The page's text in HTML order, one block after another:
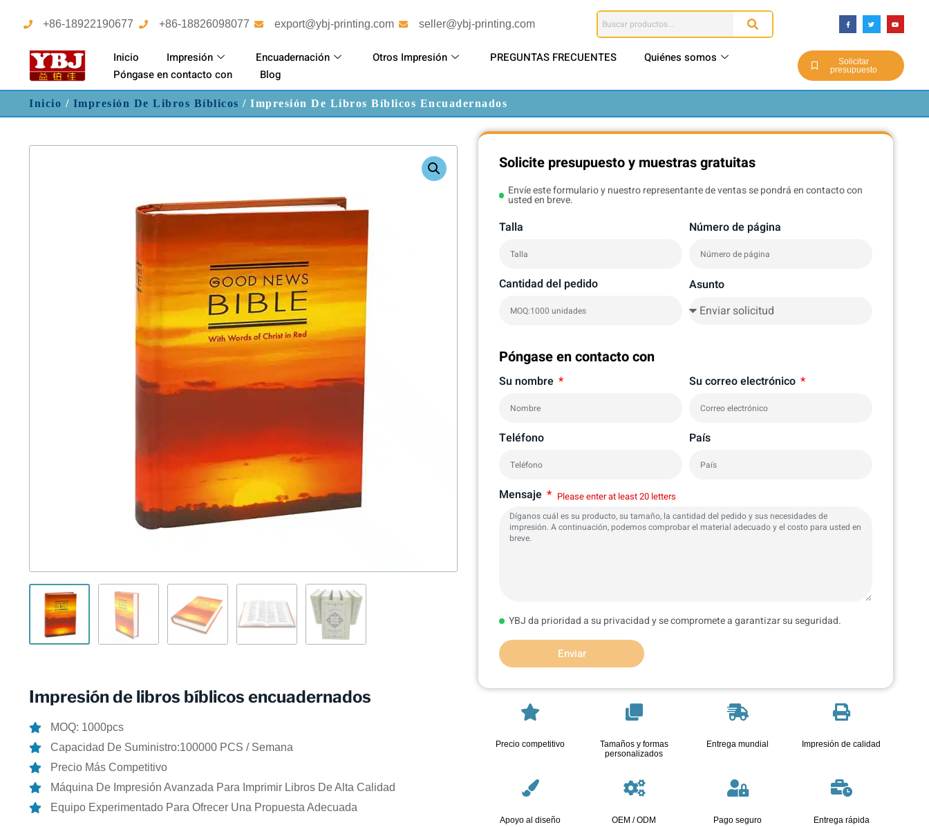
+86-18922190677 +86-18826098077 export@ybj-printing.com seller@ybj-printing.com
Inicio Impresión Encuadernación Otros Impresión PREGUNTAS FRECUENTES
Quiénes somos
Póngase en contacto con
Blog
Solicitar
presupuesto
Inicio / Impresión De Libros Bíblicos / Impresión De Libros Bíblicos Encuadernados
Impresión de libros bíblicos encuadernados
MOQ: 1000pcs
Capacidad De Suministro:100000 PCS / Semana
Precio Más Competitivo
Máquina De Impresión Avanzada Para Imprimir Libros De Alta Calidad
Equipo Experimentado Para Ofrecer Una Propuesta Adecuada
Solicite presupuesto y muestras gratuitas
Envíe este formulario y nuestro representante de ventas se pondrá en contacto con
usted en breve.
Talla Número de página
Cantidad del pedido Asunto
Póngase en contacto con
Su nombre Su correo electrónico
Teléfono País
Mensaje Please enter at least 20 letters
YBJ da prioridad a su privacidad y se compromete a garantizar su seguridad.
Enviar
Precio competitivo
Tamaños y formas
personalizados
Entrega mundial Impresión de calidad
Apoyo al diseño OEM / ODM Pago seguro Entrega rápida